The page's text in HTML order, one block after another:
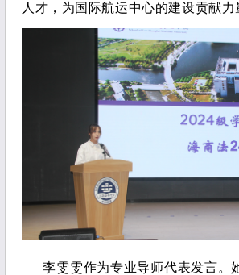
人才，为国际航运中心的建设贡献力
李雯雯作为专业导师代表发言。